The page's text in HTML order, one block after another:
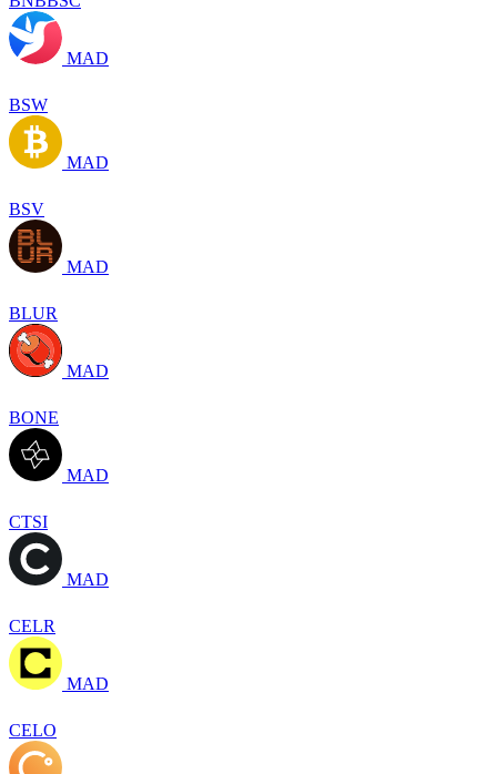
MAD
BSW
MAD
BSV
MAD
BLUR
MAD
BONE
MAD
CTSI
MAD
CELR
MAD
CELO